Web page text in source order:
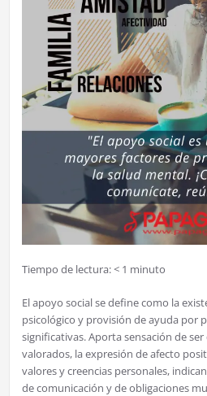
Tiempo de lectura:< 1 minuto
El apoyo social se define como la
psicológico y provisión de ayuda por
significativas. Aporta sensación de
valorados, la expresión de afecto
valores y creencias personales,
de comunicación y de obligaciones